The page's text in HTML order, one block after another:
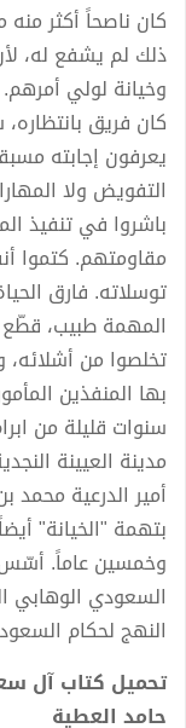
كان ناصحاً أكثر
ذلك لم يشفع له،
وخيانة لولي
كان فريق
يعرفون إجابته
التفويض ولا
باشروا في تنفيذ
مقاومتهم. كتموا
توسلاته. فارق
المهمة طبيب،
تخلصوا من أشلائه،
سنوات قليلة من
مدينة العيينة
أمير الدرعية
بتهمة "الخيانة"
وخمسين عاماً. أسّس
السعودي الوهابي
النهج لحكام
حامد العطية